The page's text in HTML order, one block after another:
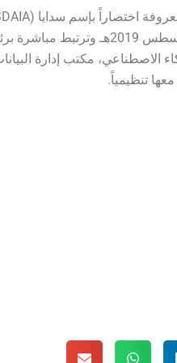
هيئة حكومية سعودية حديثة تم إنشاؤها في أغسطس 2019هـ وترتبط
الاصطناعي، مكتب إدارة
تنظيمياً.